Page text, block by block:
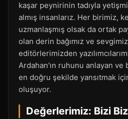
kaşar peynirinin tadıyla
almış insanlarız. Her birimiz,
uzmanlaşmış olsak da ortak
olan derin bağımız ve
editörlerimizden
Ardahan'ın ruhunu anlayan
en doğru şekilde yansıtmak
oluşuyor.
Değerlerimiz: Bizi